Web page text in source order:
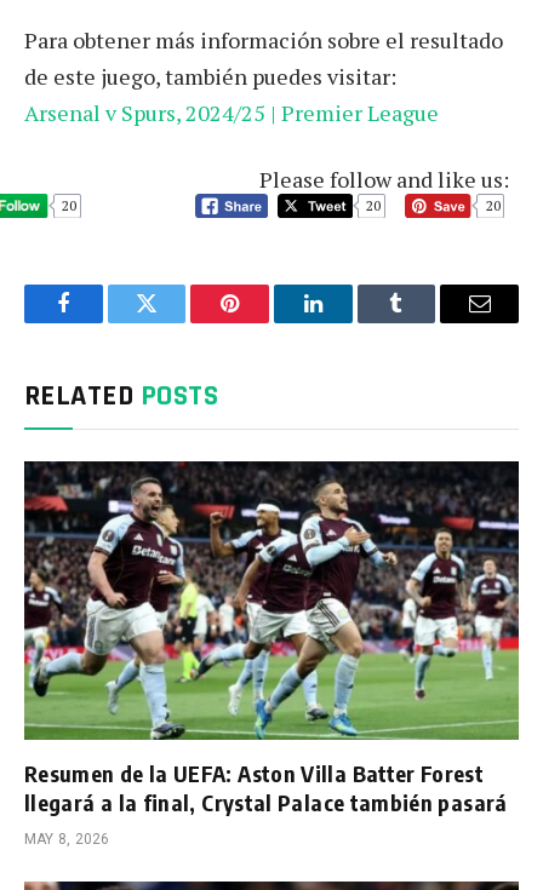
Para obtener más información sobre el resultado
de este juego, también puedes visitar:
Arsenal v Spurs, 2024/25 | Premier League
Please follow and like us:
20 20 20
FacebookTwitter Pinterest LinkedInTumblr Email
RELATED POSTS
Resumen de la UEFA: Aston Villa Batter Forest
llegará a la final, Crystal Palace también pasará
MAY 8, 2026